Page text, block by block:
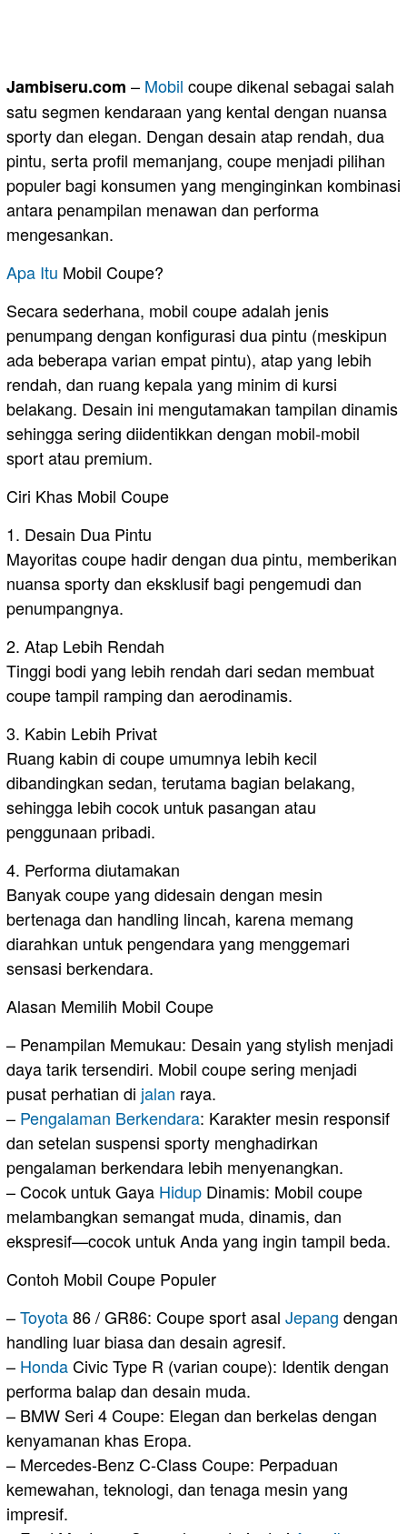
Jambiseru.com – Mobil coupe dikenal sebagai salah
satu segmen kendaraan yang kental dengan nuansa
sporty dan elegan. Dengan desain atap rendah, dua
pintu, serta profil memanjang, coupe menjadi pilihan
populer bagi konsumen yang menginginkan kombinasi
antara penampilan menawan dan performa
mengesankan.
Apa Itu Mobil Coupe?
Secara sederhana, mobil coupe adalah jenis
penumpang dengan konfigurasi dua pintu (meskipun
ada beberapa varian empat pintu), atap yang lebih
rendah, dan ruang kepala yang minim di kursi
belakang. Desain ini mengutamakan tampilan dinamis
sehingga sering diidentikkan dengan mobil-mobil
sport atau premium.
Ciri Khas Mobil Coupe
1. Desain Dua Pintu
Mayoritas coupe hadir dengan dua pintu, memberikan
nuansa sporty dan eksklusif bagi pengemudi dan
penumpangnya.
2. Atap Lebih Rendah
Tinggi bodi yang lebih rendah dari sedan membuat
coupe tampil ramping dan aerodinamis.
3. Kabin Lebih Privat
Ruang kabin di coupe umumnya lebih kecil
dibandingkan sedan, terutama bagian belakang,
sehingga lebih cocok untuk pasangan atau
penggunaan pribadi.
4. Performa diutamakan
Banyak coupe yang didesain dengan mesin
bertenaga dan handling lincah, karena memang
diarahkan untuk pengendara yang menggemari
sensasi berkendara.
Alasan Memilih Mobil Coupe
– Penampilan Memukau: Desain yang stylish menjadi
daya tarik tersendiri. Mobil coupe sering menjadi
pusat perhatian di jalan raya.
– Pengalaman Berkendara: Karakter mesin responsif
dan setelan suspensi sporty menghadirkan
pengalaman berkendara lebih menyenangkan.
– Cocok untuk Gaya Hidup Dinamis: Mobil coupe
melambangkan semangat muda, dinamis, dan
ekspresif—cocok untuk Anda yang ingin tampil beda.
Contoh Mobil Coupe Populer
–Toyota86 / GR86: Coupe sport asal Jepang dengan
handling luar biasa dan desain agresif.
– HondaCivic Type R (varian coupe): Identik dengan
performa balap dan desain muda.
– BMW Seri 4 Coupe: Elegan dan berkelas dengan
kenyamanan khas Eropa.
– Mercedes-Benz C-Class Coupe: Perpaduan
kemewahan, teknologi, dan tenaga mesin yang
impresif.